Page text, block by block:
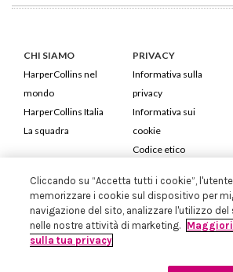
CHI SIAMO
HarperCollins nel
mondo
HarperCollins Italia
La squadra
PRIVACY
Informativa sulla
privacy
Informativa sui
cookie
Codice etico
HarperCollins Italia S.p.A. Viale Monte
Cod. Fiscale e P.IVA 05946780151 -
Iscritta in Milano al Registro delle imprese
Cliccando su “Accetta tutti i cookie”,
memorizzare i cookie sul dispositivo per
navigazione del sito, analizzare l'utilizzo
nelle nostre attività di marketing.
sulla tua privacy